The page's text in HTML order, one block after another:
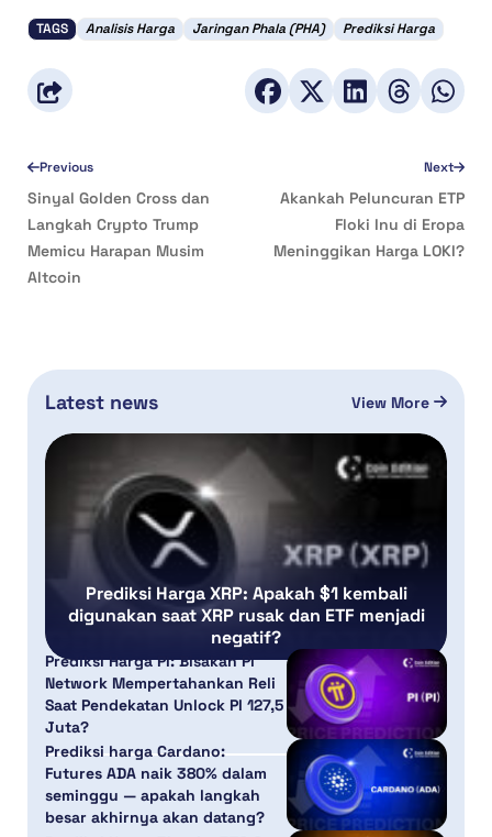
TAGS Analisis Harga Jaringan Phala (PHA) Prediksi Harga
Previous
Sinyal Golden Cross dan
Langkah Crypto Trump
Memicu Harapan Musim
Altcoin
Next
Akankah Peluncuran ETP
Floki Inu di Eropa
Meninggikan Harga LOKI?
Latest news View More
Prediksi Harga XRP: Apakah $1 kembali
digunakan saat XRP rusak dan ETF menjadi
negatif?
Prediksi Harga PI: Bisakah Pi
Network Mempertahankan Reli
Saat Pendekatan Unlock PI 127,5
Juta?
Prediksi harga Cardano:
Futures ADA naik 380% dalam
seminggu — apakah langkah
besar akhirnya akan datang?